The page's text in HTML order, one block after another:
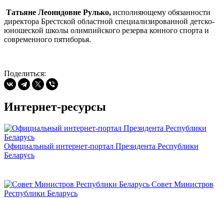
Татьяне Леонидовне Рулько, исполняющему обязанности
директора Брестской областной специализированной детско-
юношеской школы олимпийского резерва конного спорта и
современного пятиборья.
Поделиться:
Интернет-ресурсы
Официальный интернет-портал Президента Республики
Беларусь
Совет Министров
Республики Беларусь